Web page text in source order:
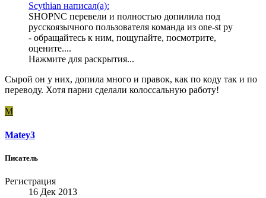
Scythian написал(а):
SHOPNC перевели и полностью допилила под
русскоязычного пользователя команда из one-st ру
- обращайтесь к ним, пощупайте, посмотрите,
оцените....
Нажмите для раскрытия...
Сырой он у них, допила много и правок, как по коду так и по
переводу. Хотя парни сделали колоссальную работу!
M
Matey3
Писатель
Регистрация
16 Дек 2013